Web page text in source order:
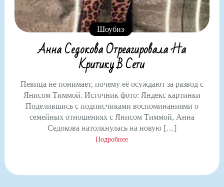
Шоубиз
Анна Седокова Отреагировала На
Критику В Сети
Певица не понимает, почему её осуждают за развод с
Янисом Тиммой. Источник фото: Яндекс картинки
Поделившись с подписчиками воспоминаниями о
семейных отношениях с Янисом Тиммой, Анна
Седокова натолкнулась на новую […]
Подробнее